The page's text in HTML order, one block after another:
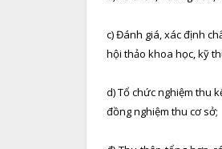
c) Đánh giá, xác định
hội thảo khoa học, kỹ
d) Tổ chức nghiệm thu
đồng nghiệm thu cơ sở;